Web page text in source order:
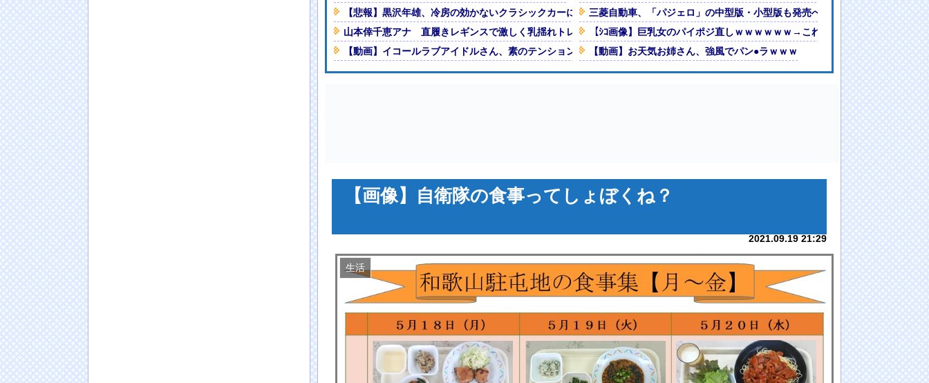
NEW!
【画像】完熟フレッシュ・池田レイラ、スケベな水着写真集を発売する
Powered by livedoor 相互RSS
【悲報】黒沢年雄、冷房の効かないクラシックカーに「カッコいいですか？！」
山本倖千恵アナ 直履きレギンスで激しく乳揺れトレーニング！！【GIF動画あり】
【動画】イコールラブアイドルさん、素のテンションが怖すぎると話題
三菱自動車、「パジェロ」の中型版・小型版も発売へ
【ｼｺ画像】巨乳女のパイポジ直しｗｗｗｗｗｗ→これはエ口過ぎるｗｗｗｗ
【動画】お天気お姉さん、強風でパン●ラｗｗｗ
【画像】自衛隊の食事ってしょぼくね？
2021.09.19 21:29
生活